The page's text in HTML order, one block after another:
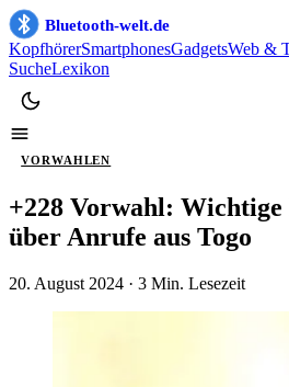
Bluetooth-welt.de
KopfhörerSmartphonesGadgetsWeb &
SucheLexikon
VORWAHLEN
+228 Vorwahl:
über Anrufe aus Togo
20. August 2024 · 3 Min. Lesezeit